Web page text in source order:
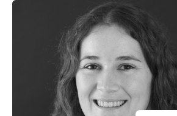
Diplom-Physikerin
Projektleiterin
Schallimmissionsschutz
d.bange@hoock-partner.de